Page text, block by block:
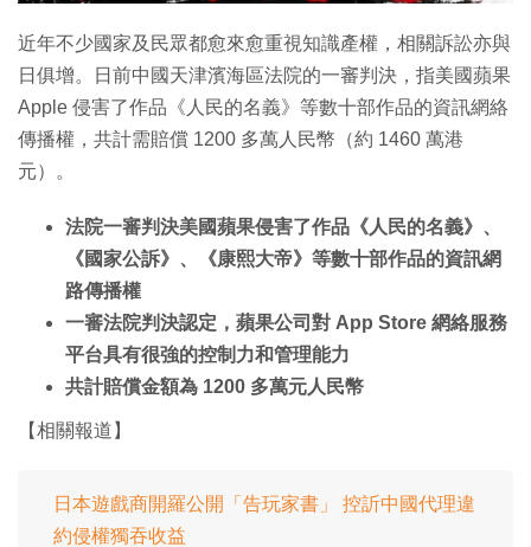
近年不少國家及民眾都愈來愈重視知識產權，相關訴訟亦與
日俱增。日前中國天津濱海區法院的一審判決，指美國蘋果
Apple 侵害了作品《人民的名義》等數十部作品的資訊網絡
傳播權，共計需賠償 1200 多萬人民幣（約 1460 萬港
元）。
法院一審判決美國蘋果侵害了作品《人民的名義》、
《國家公訴》、《康熙大帝》等數十部作品的資訊網
路傳播權
一審法院判決認定，蘋果公司對 App Store 網絡服務
平台具有很強的控制力和管理能力
共計賠償金額為 1200 多萬元人民幣
【相關報道】
日本遊戲商開羅公開「告玩家書」 控訢中國代理違
約侵權獨吞收益